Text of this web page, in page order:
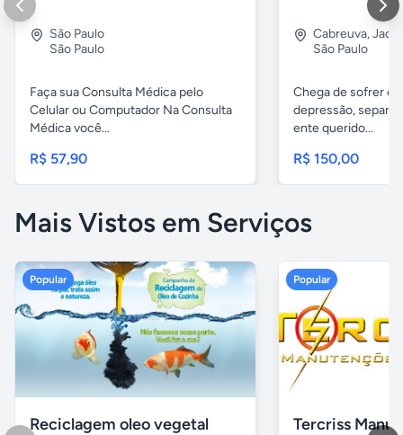
São Paulo
São Paulo
Faça sua Consulta Médica pelo
Celular ou Computador Na Consulta
Médica você...
R$ 57,90
Cabreuva,
São Paulo
Chega de sofrer
depressão,
ente querido...
R$ 150,00
Mais Vistos em Serviços
Popular
Reciclagem oleo vegetal
Popular